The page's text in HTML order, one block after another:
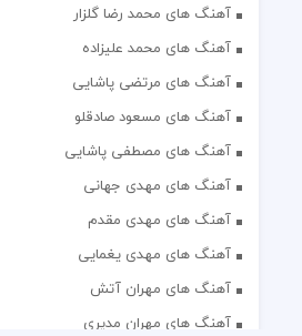
آهنگ های محمد رضا گلزار
آهنگ های محمد علیزاده
آهنگ های مرتضی پاشایی
آهنگ های مسعود صادقلو
آهنگ های مصطفی پاشایی
آهنگ های مهدی جهانی
آهنگ های مهدی مقدم
آهنگ های مهدی یغمایی
آهنگ های مهران آتش
آهنگ های مهران مدیری